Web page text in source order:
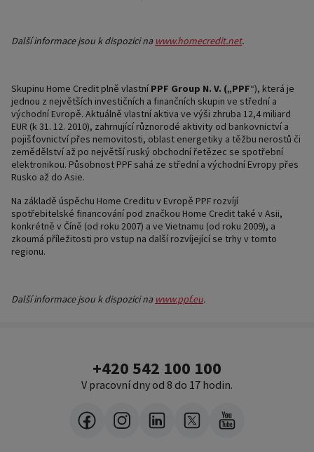
Další informace jsou k dispozici na www.homecredit.net.
Skupinu Home Credit plně vlastní PPF Group N. V. („PPF“), která je
jednou z největších investičních a finančních skupin ve střední a
východní Evropě. Aktuálně vlastní aktiva ve výši zhruba 12,4 miliard
EUR (k 31. 12. 2010), zahrnující různorodé aktivity od bankovnictví a
pojišťovnictví přes nemovitosti, oblast energetiky a těžbu nerostů či
zemědělství až po největší ruský obchodní řetězec se spotřební
elektronikou. Působnost PPF sahá ze střední a východní Evropy přes
Rusko až do Asie.
Na základě úspěchu Home Creditu v Evropě PPF rozvíjí
spotřebitelské financování pod značkou Home Credit také v Asii,
konkrétně v Číně (od roku 2007) a ve Vietnamu (od roku 2009), a
zkoumá příležitosti pro vstup na další rozvíjející se trhy v tomto
regionu.
Další informace jsou k dispozici na www.ppf.eu.
+420 542 100 100
V pracovní dny od 8 do 17 hodin.